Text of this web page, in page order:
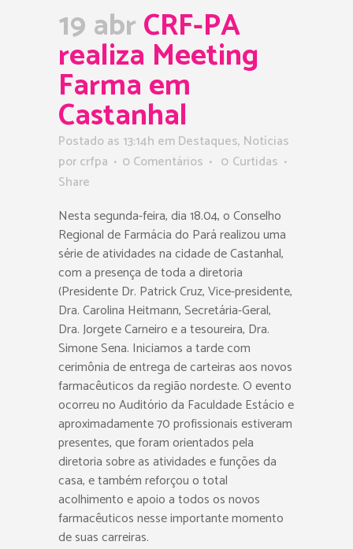
19 abrCRF-PA
realiza Meeting
Farma em
Castanhal
Postado as 13:14h emDestaques, Notícias
porcrfpa 0 Comentários 0 Curtidas
Share
Nesta segunda-feira, dia 18.04, o Conselho
Regional de Farmácia do Pará realizou uma
série de atividades na cidade de Castanhal,
com a presença de toda a diretoria
(Presidente Dr. Patrick Cruz, Vice-presidente,
Dra. Carolina Heitmann, Secretária-Geral,
Dra. Jorgete Carneiro e a tesoureira, Dra.
Simone Sena. Iniciamos a tarde com
cerimônia de entrega de carteiras aos novos
farmacêuticos da região nordeste. O evento
ocorreu no Auditório da Faculdade Estácio e
aproximadamente 70 profissionais estiveram
presentes, que foram orientados pela
diretoria sobre as atividades e funções da
casa, e também reforçou o total
acolhimento e apoio a todos os novos
farmacêuticos nesse importante momento
de suas carreiras.